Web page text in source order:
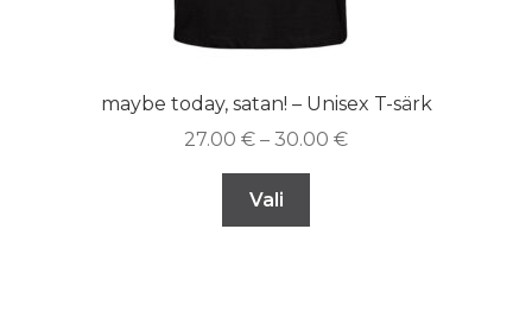
maybe today, satan! – Unisex T-särk
27.00 € – 30.00 €
Vali